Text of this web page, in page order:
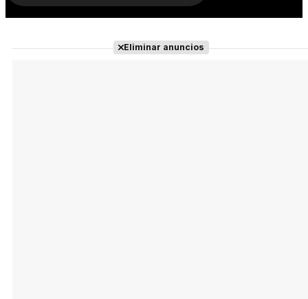
Eliminar anuncios